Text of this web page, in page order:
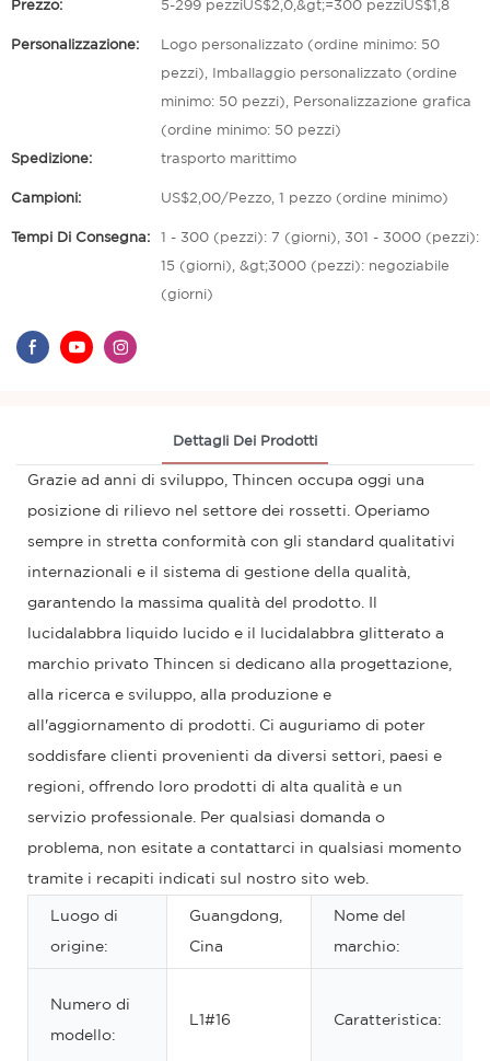
Prezzo: 5-299 pezziUS$2,0,&gt;=300 pezziUS$1,8
Personalizzazione: Logo personalizzato (ordine minimo: 50
pezzi), Imballaggio personalizzato (ordine
minimo: 50 pezzi), Personalizzazione grafica
(ordine minimo: 50 pezzi)
Spedizione: trasporto marittimo
Campioni: US$2,00/Pezzo, 1 pezzo (ordine minimo)
Tempi Di Consegna: 1 - 300 (pezzi): 7 (giorni), 301 - 3000 (pezzi):
15 (giorni), &gt;3000 (pezzi): negoziabile
(giorni)
Dettagli Dei Prodotti
Grazie ad anni di sviluppo, Thincen occupa oggi una
posizione di rilievo nel settore dei rossetti. Operiamo
sempre in stretta conformità con gli standard qualitativi
internazionali e il sistema di gestione della qualità,
garantendo la massima qualità del prodotto. Il
lucidalabbra liquido lucido e il lucidalabbra glitterato a
marchio privato Thincen si dedicano alla progettazione,
alla ricerca e sviluppo, alla produzione e
all'aggiornamento di prodotti. Ci auguriamo di poter
soddisfare clienti provenienti da diversi settori, paesi e
regioni, offrendo loro prodotti di alta qualità e un
servizio professionale. Per qualsiasi domanda o
problema, non esitate a contattarci in qualsiasi momento
tramite i recapiti indicati sul nostro sito web.
Luogo di
origine:
Guangdong,
Cina
Nome del
marchio:
Numero di
modello:
L1#16 Caratteristica: